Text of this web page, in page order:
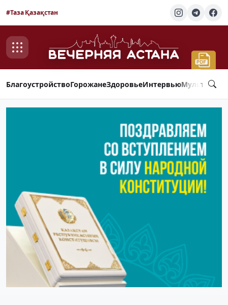
#Таза Қазақстан
БлагоустройствоГорожанеЗдоровьеИнтервью